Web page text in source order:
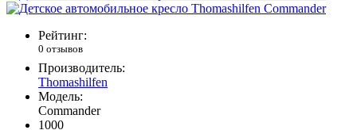
Рейтинг:
0 отзывов
Производитель:
Thomashilfen
Модель:
Commander
1000